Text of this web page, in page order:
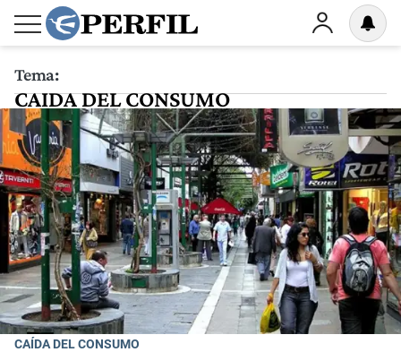
Tema:
CAIDA DEL CONSUMO
CAÍDA DEL CONSUMO